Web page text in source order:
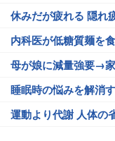
休みだが疲れる 隠れ
内科医が低糖質麺を
母が娘に減量強要→
睡眠時の悩みを解消
運動より代謝 人体の